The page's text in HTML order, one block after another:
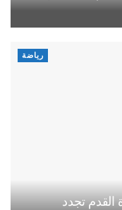
رياضة
القدم تجدد